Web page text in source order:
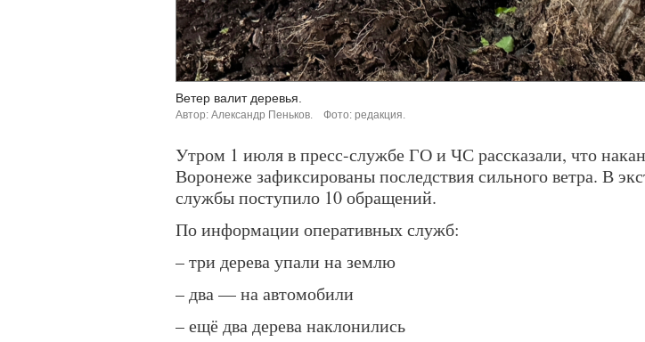
Ветер валит деревья.
Автор: Александр Пеньков. Фото: редакция.
Утром 1 июля в пресс-службе ГО и ЧС рассказали, что
Воронеже зафиксированы последствия сильного ветра. В
службы поступило 10 обращений.
По информации оперативных служб:
– три дерева упали на землю
– два — на автомобили
– ещё два дерева наклонились